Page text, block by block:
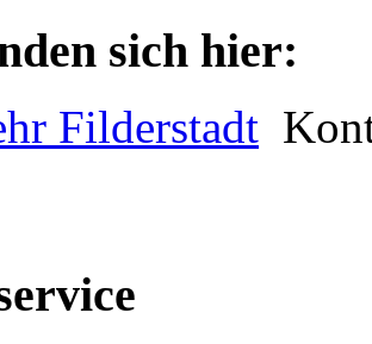
sich hier:
Filderstadt